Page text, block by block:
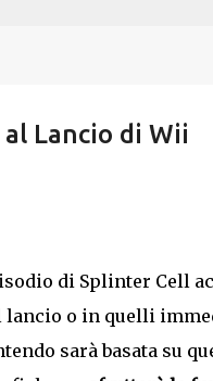
Lancio di Wii
di Splinter Cell
o in quelli
sarà basata su